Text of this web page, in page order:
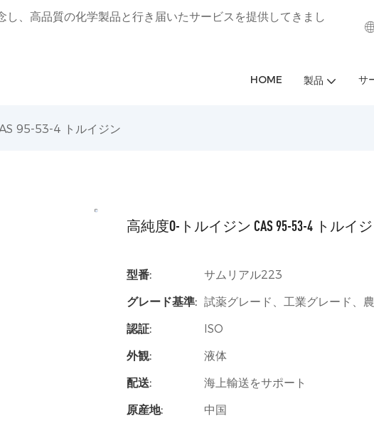
、高品質の化学製品と行き届いたサービスを提供してきまし
HOME 製品 サ
95-53-4 トルイジン
高純度O-トルイジン CAS 95-53-4 トルイ
型番:
サムリアル223
グレード基準: 試薬グレード、工業グレード、
認証:
ISO
外観:
液体
配送:
海上輸送をサポート
原産地:
中国